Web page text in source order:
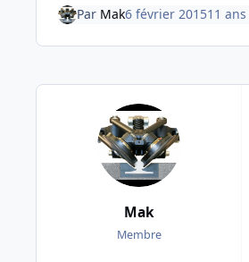
Par Mak6 février 201511 ans
Mak
Membre